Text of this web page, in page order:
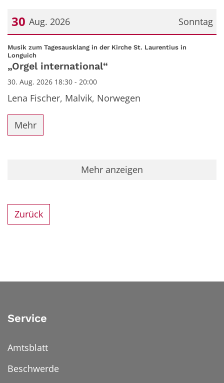
Sonntag
30 Aug. 2026
Datum: 30. August 2026
Musik zum Tagesausklang in der Kirche St. Laurentius in
Longuich
„Orgel international“
30. Aug. 2026 18:30 - 20:00
Lena Fischer, Malvik, Norwegen
Mehr
Mehr anzeigen
Zurück
Service
Amtsblatt
Beschwerde